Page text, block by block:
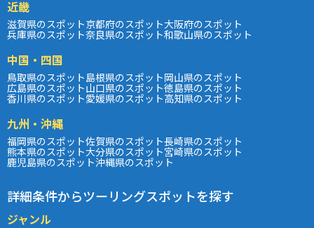
近畿
滋賀県のスポット京都府のスポット大阪府のスポット
兵庫県のスポット奈良県のスポット和歌山県のスポット
中国・四国
鳥取県のスポット島根県のスポット岡山県のスポット
広島県のスポット山口県のスポット徳島県のスポット
香川県のスポット愛媛県のスポット高知県のスポット
九州・沖縄
福岡県のスポット佐賀県のスポット長崎県のスポット
熊本県のスポット大分県のスポット宮崎県のスポット
鹿児島県のスポット沖縄県のスポット
詳細条件からツーリングスポットを探す
ジャンル